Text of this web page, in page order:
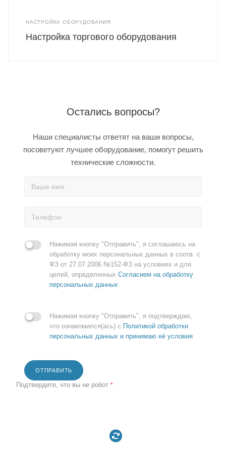
НАСТРОЙКА ОБОРУДОВАНИЯ
Настройка торгового оборудования
Остались вопросы?
Наши специалисты ответят на ваши вопросы,
посоветуют лучшее оборудование, помогут решить
технические сложности.
Нажимая кнопку "Отправить", я соглашаюсь на
обработку моих персональных данных в соотв. с
ФЗ от 27.07.2006 №152-ФЗ на условиях и для
целей, определенных Согласием на обработку
персональных данных
Нажимая кнопку "Отправить", я подтверждаю,
что ознакомился(ась) с Политикой обработки
персональных данных и принимаю её условия
ОТПРАВИТЬ
Подтвердите, что вы не робот *